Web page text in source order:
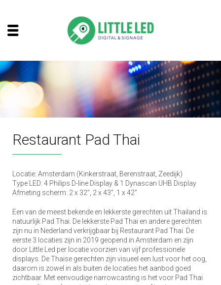
Restaurant Pad Thai
Locatie: Amsterdam (Kinkerstraat, Berenstraat, Zeedijk)
Type LED: 4 Philips D-line Display & 1 Dynascan UHB Display
Afmeting scherm: 2 x 32”, 2 x 43”, 1 x 42”
Een van de meest bekende en lekkerste gerechten uit Thailand is
natuurlijk Pad Thai. De lekkerste Pad Thai en andere gerechten
zijn nu in Nederland verkrijgbaar bij Restaurant Pad Thai. De
eerste 3 locaties zijn in 2019 geopend in Amsterdam en zijn
door Little Led per locatie voorzien van vijf professionele
displays. De Thaise gerechten zijn visueel een lust voor het oog,
daarom is zowel in als buiten de locaties het aanbod goed
zichtbaar. Met eenvoudige narrowcasting is het voor Pad Thai